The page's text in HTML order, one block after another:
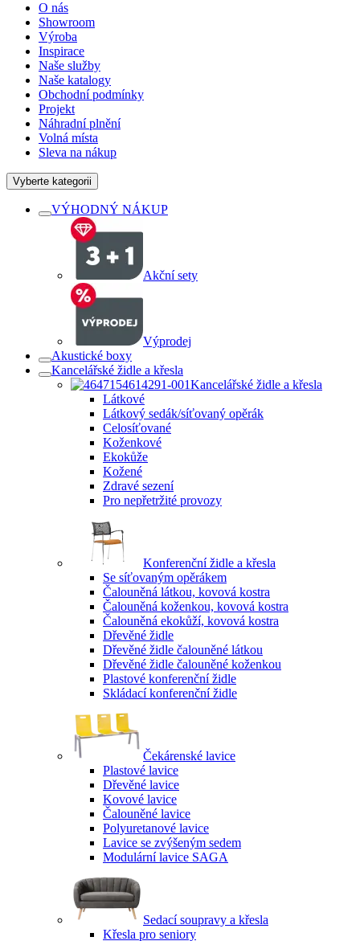
O nás
Showroom
Výroba
Inspirace
Naše služby
Naše katalogy
Obchodní podmínky
Projekt
Náhradní plnění
Volná místa
Sleva na nákup
Vyberte kategorii
VÝHODNÝ NÁKUP
Akční sety
Výprodej
Akustické boxy
Kancelářské židle a křesla
Kancelářské židle a křesla
Látkové
Látkový sedák/síťovaný opěrák
Celosíťované
Koženkové
Ekokůže
Kožené
Zdravé sezení
Pro nepřetržité provozy
Konferenční židle a křesla
Se síťovaným opěrákem
Čalouněná látkou, kovová kostra
Čalouněná koženkou, kovová kostra
Čalouněná ekokůží, kovová kostra
Dřevěné židle
Dřevěné židle čalouněné látkou
Dřevěné židle čalouněné koženkou
Plastové konferenční židle
Skládací konferenční židle
Čekárenské lavice
Plastové lavice
Dřevěné lavice
Kovové lavice
Čalouněné lavice
Polyuretanové lavice
Lavice se zvýšeným sedem
Modulární lavice SAGA
Sedací soupravy a křesla
Křesla pro seniory